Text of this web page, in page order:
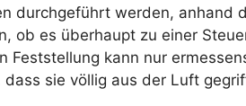
durchgeführt werden, anhand
ob es überhaupt zu einer
Feststellung kann nur
sie völlig aus der Luft